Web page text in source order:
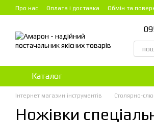
Перейти до основного контенту
Про нас Оплата і доставка Обмін та
Каталог
Інтернет магазин інструментів Столярно-
Ножівки